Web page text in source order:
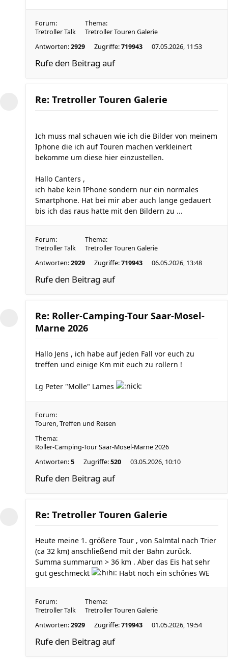
Forum:
Tretroller Talk
Thema:
Tretroller Touren Galerie
Antworten:2929 Zugriffe:719943 07.05.2026, 11:53
Rufe den Beitrag auf
Re: Tretroller Touren Galerie
Ich muss mal schauen wie ich die Bilder von meinem
Iphone die ich auf Touren machen verkleinert
bekomme um diese hier einzustellen.
Hallo Canters ,
ich habe kein IPhone sondern nur ein normales
Smartphone. Hat bei mir aber auch lange gedauert
bis ich das raus hatte mit den Bildern zu ...
Forum:
Tretroller Talk
Thema:
Tretroller Touren Galerie
Antworten:2929 Zugriffe:719943 06.05.2026, 13:48
Rufe den Beitrag auf
Re: Roller-Camping-Tour Saar-Mosel-
Marne 2026
Hallo Jens , ich habe auf jeden Fall vor euch zu
treffen und einige Km mit euch zu rollern !
Lg Peter "Molle" Lames
Forum:
Touren, Treffen und Reisen
Thema:
Roller-Camping-Tour Saar-Mosel-Marne 2026
Antworten:5 Zugriffe:520 03.05.2026, 10:10
Rufe den Beitrag auf
Re: Tretroller Touren Galerie
Heute meine 1. größere Tour , von Salmtal nach Trier
(ca 32 km) anschließend mit der Bahn zurück.
Summa summarum > 36 km . Aber das Eis hat sehr
gut geschmeckt
Habt noch ein schönes WE
Forum:
Tretroller Talk
Thema:
Tretroller Touren Galerie
Antworten:2929 Zugriffe:719943 01.05.2026, 19:54
Rufe den Beitrag auf